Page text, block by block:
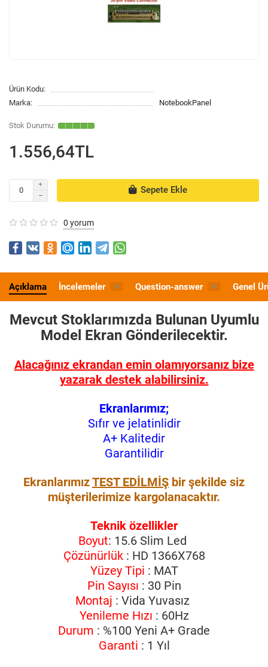
Ürün Kodu:
Marka:
NotebookPanel
1.556,64TL
Sepete Ekle
0 yorum
Açıklama İncelemeler 0 Question-answer 0 Genel
Mevcut Stoklarımızda Bulunan Uyumlu
Model Ekran Gönderilecektir.
Alacağınız ekrandan emin olamıyorsanız bize
yazarak destek alabilirsiniz.
Ekranlarımız;
Sıfır ve jelatinlidir
A+ Kalitedir
Garantilidir
EkranlarımızTEST EDİLMİŞ bir şekilde siz
müşterilerimize kargolanacaktır.
Teknik özellikler
Boyut: 15.6 Slim Led
Çözünürlük: HD 1366X768
Yüzey Tipi : MAT
Pin Sayısı : 30 Pin
Montaj : Vida Yuvasız
Yenileme Hızı : 60Hz
Durum : %100 Yeni A+ Grade
Garanti : 1 Yıl